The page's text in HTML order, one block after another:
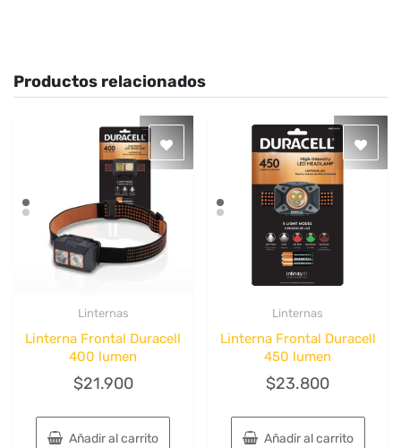
Productos relacionados
Linternas
Linterna Frontal Duracell
400 lumen
$21.900
Añadir al carrito
Linternas
Linterna Frontal Duracell
450 lumen
$23.800
Añadir al carrito